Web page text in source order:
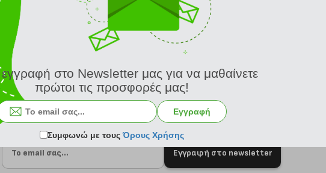
από 24/8
Εγγραφή στο newsletter
στο Newsletter μας για να μαθαίνετε
πρώτοι τις προσφορές μας!
Εγγραφή
Συμφωνώ με τουςΌρους Χρήσης